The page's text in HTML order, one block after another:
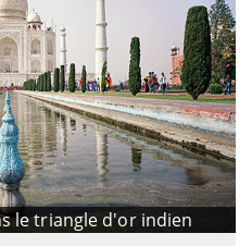
le triangle d'or indien